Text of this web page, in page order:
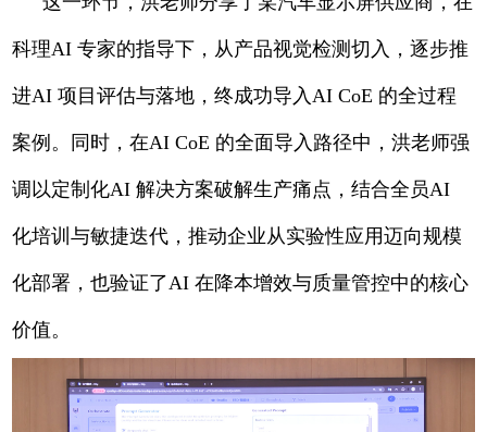
科理AI 专家的指导下，从产品视觉检测切入，逐步推
进AI 项目评估与落地，终成功导入AI CoE 的全过程
案例。同时，在AI CoE 的全面导入路径中，洪老师强
调以定制化AI 解决方案破解生产痛点，结合全员AI
化培训与敏捷迭代，推动企业从实验性应用迈向规模
化部署，也验证了AI 在降本增效与质量管控中的核心
价值。